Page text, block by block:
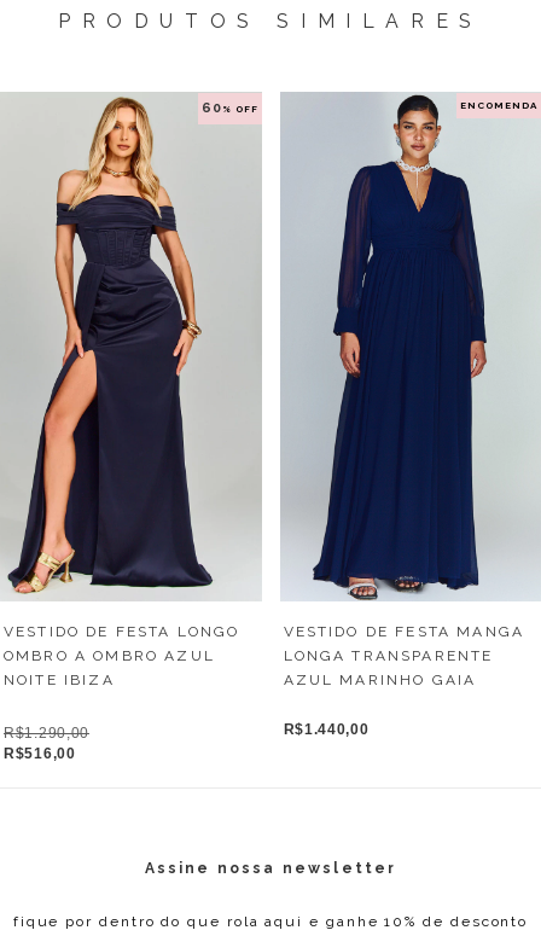
PRODUTOS SIMILARES
60 % OFF
VESTIDO DE FESTA LONGO
OMBRO A OMBRO AZUL
NOITE IBIZA
R$1.290,00
R$516,00
ENCOMENDA
VESTIDO DE FESTA MANGA
LONGA TRANSPARENTE
AZUL MARINHO GAIA
R$1.440,00
Assine nossa newsletter
fique por dentro do que rola aqui e ganhe 10% de desconto